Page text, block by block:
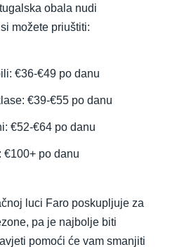
obala nudi
možete priuštiti:
€36-€49 po danu
€39-€55 po danu
€52-€64 po danu
€100+ po danu
luci Faro poskupljuje za
pa je najbolje biti
pomoći će vam smanjiti